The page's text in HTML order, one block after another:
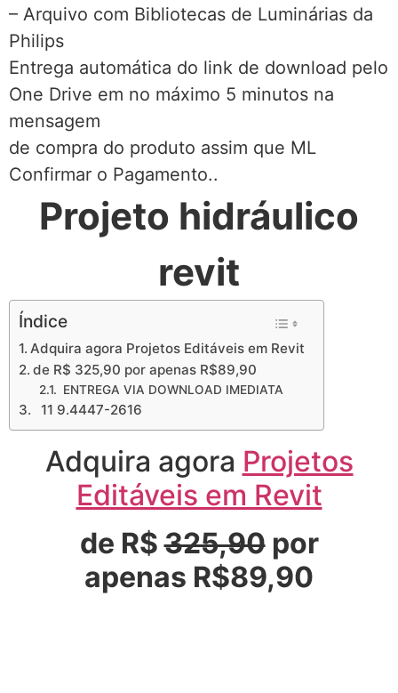
– Arquivo com Bibliotecas de Luminárias da
Philips
Entrega automática do link de download pelo
One Drive em no máximo 5 minutos na
mensagem
de compra do produto assim que ML
Confirmar o Pagamento..
Projeto hidráulico
revit
Índice
Adquira agora Projetos Editáveis em Revit
de R$ 325,90 por apenas R$89,90
ENTREGA VIA DOWNLOAD IMEDIATA
11 9.4447-2616
Adquira agora Projetos
Editáveis em Revit
de R$325,90por
apenas R$89,90